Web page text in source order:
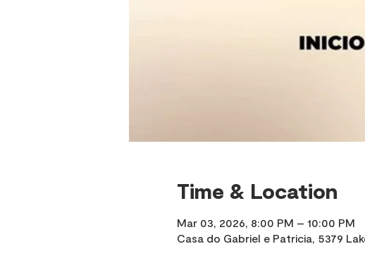
Time & Location
Mar 03, 2026, 8:00 PM – 10:00 PM
Casa do Gabriel e Patricia, 5379